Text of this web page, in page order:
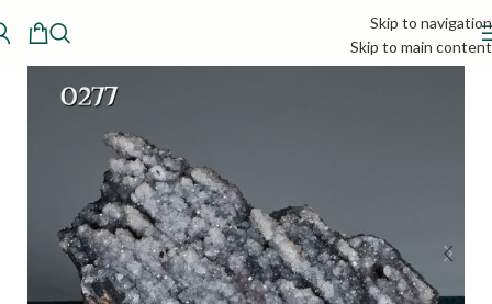
Skip to navigation
Skip to main content